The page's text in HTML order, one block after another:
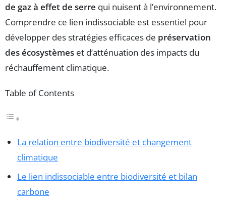
de gaz à effet de serre qui nuisent à l’environnement.
Comprendre ce lien indissociable est essentiel pour
développer des stratégies efficaces de préservation
des écosystèmes et d’atténuation des impacts du
réchauffement climatique.
Table of Contents
La relation entre biodiversité et changement
climatique
Le lien indissociable entre biodiversité et bilan
carbone